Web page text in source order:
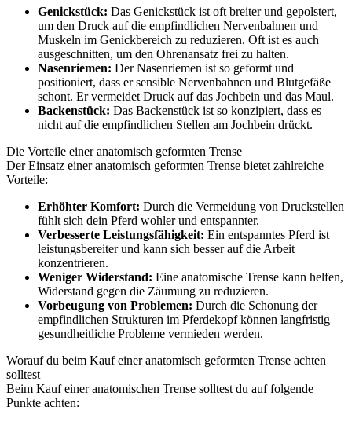
Genickstück: Das Genickstück ist oft breiter und gepolstert,
um den Druck auf die empfindlichen Nervenbahnen und
Muskeln im Genickbereich zu reduzieren. Oft ist es auch
ausgeschnitten, um den Ohrenansatz frei zu halten.
Nasenriemen: Der Nasenriemen ist so geformt und
positioniert, dass er sensible Nervenbahnen und Blutgefäße
schont. Er vermeidet Druck auf das Jochbein und das Maul.
Backenstück: Das Backenstück ist so konzipiert, dass es
nicht auf die empfindlichen Stellen am Jochbein drückt.
Die Vorteile einer anatomisch geformten Trense
Der Einsatz einer anatomisch geformten Trense bietet zahlreiche
Vorteile:
Erhöhter Komfort: Durch die Vermeidung von Druckstellen
fühlt sich dein Pferd wohler und entspannter.
Verbesserte Leistungsfähigkeit: Ein entspanntes Pferd ist
leistungsbereiter und kann sich besser auf die Arbeit
konzentrieren.
Weniger Widerstand: Eine anatomische Trense kann helfen,
Widerstand gegen die Zäumung zu reduzieren.
Vorbeugung von Problemen: Durch die Schonung der
empfindlichen Strukturen im Pferdekopf können langfristig
gesundheitliche Probleme vermieden werden.
Worauf du beim Kauf einer anatomisch geformten Trense achten
solltest
Beim Kauf einer anatomischen Trense solltest du auf folgende
Punkte achten: